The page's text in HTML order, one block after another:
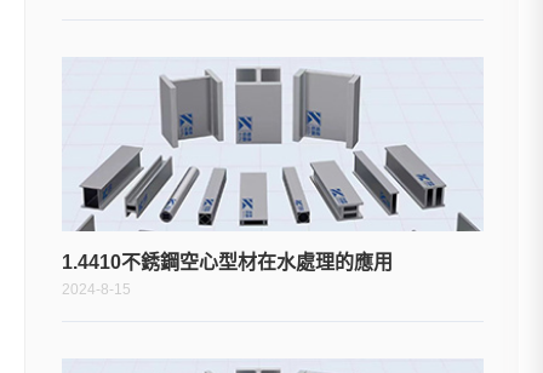
1.4410不銹鋼空心型材在水處理的應用
2024-8-15